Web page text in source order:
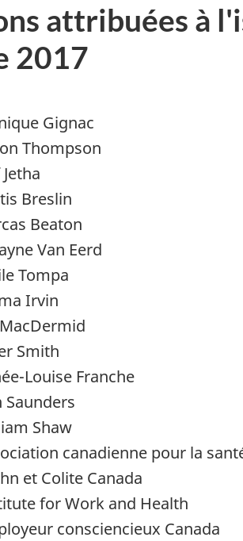
attribuées à
2017
Gignac
Thompson
Breslin
Beaton
Van Eerd
Tompa
Irvin
Smith
Louise Franche
Saunders
Shaw
canadienne pour la
et Colite Canada
for Work and Health
consciencieux Canada